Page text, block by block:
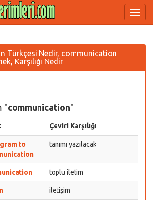
Türkçesi Nedir, communication
Karşılığı Nedir
"communication"
Çeviri Karşılığı
to
tanımı yazılacak
toplu iletim
iletişim